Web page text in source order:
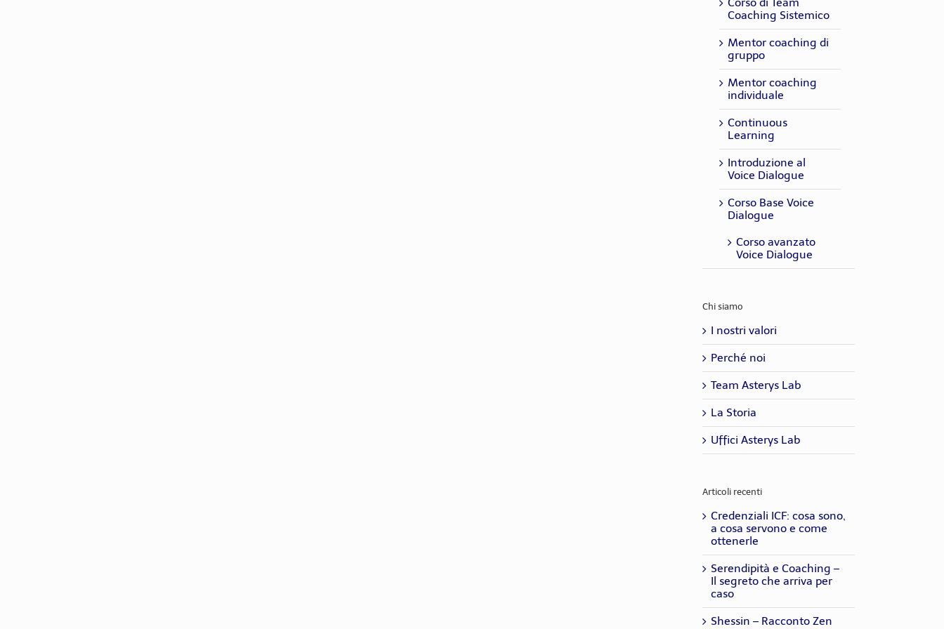
Coaching Sistemico
Mentor coaching di
gruppo
Mentor coaching
individuale
Continuous
Learning
Introduzione al
Voice Dialogue
Corso Base Voice
Dialogue
Corso avanzato
Voice Dialogue
Chi siamo
I nostri valori
Perché noi
Team Asterys Lab
La Storia
Uffici Asterys Lab
Articoli recenti
Credenziali ICF: cosa sono,
a cosa servono e come
ottenerle
Serendipità e Coaching –
Il segreto che arriva per
caso
Shessin – Racconto Zen